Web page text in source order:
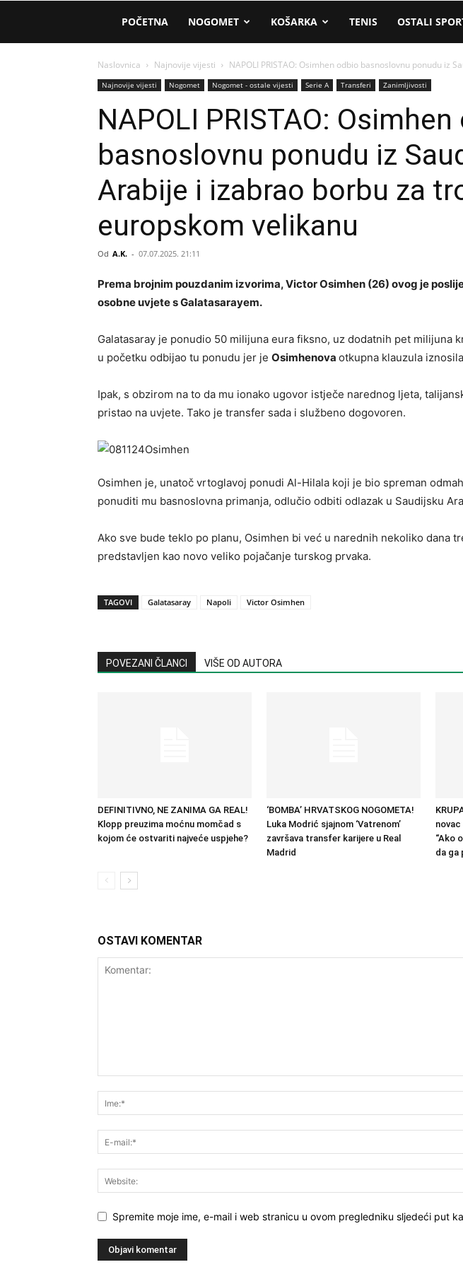
AM
Sport
POČETNA NOGOMET KOŠARKA TENIS OSTALI
Naslovnica Najnovije vijesti NAPOLI PRISTAO: Osimhen odbio basnoslovnu ponudu iz
Najnovije vijesti Nogomet Nogomet - ostale vijesti Serie A Transferi Zanimljivosti
NAPOLI PRISTAO:
basnoslovnu ponudu iz
Arabije i izabrao borbu za
europskom velikanu
Od A.K. - 07.07.2025. 21:11
Prema brojnim pouzdanim izvorima, Victor Osimhen (26) ovog je
osobne uvjete s Galatasarayem.
Galatasaray je ponudio 50 milijuna eura fiksno, uz dodatnih pet milijuna
u početku odbijao tu ponudu jer je Osimhenova otkupna klauzula
Ipak, s obzirom na to da mu ionako ugovor istječe narednog ljeta,
pristao na uvjete. Tako je transfer sada i službeno dogovoren.
Osimhen je, unatoč vrtoglavoj ponudi Al-Hilala koji je bio spreman
ponuditi mu basnoslovna primanja, odlučio odbiti odlazak u Saudijsku
Ako sve bude teklo po planu, Osimhen bi već u narednih nekoliko dana
predstavljen kao novo veliko pojačanje turskog prvaka.
TAGOVI Galatasaray Napoli Victor Osimhen
POVEZANI ČLANCI VIŠE OD AUTORA
DEFINITIVNO, NE ZANIMA GA REAL!
Klopp preuzima moćnu momčad s
kojom će ostvariti najveće uspjehe?
‘BOMBA’ HRVATSKOG NOGOMETA!
Luka Modrić sjajnom ‘Vatrenom’
završava transfer karijere u Real
Madrid
novac
“Ako
da ga
OSTAVI KOMENTAR
Spremite moje ime, e-mail i web stranicu u ovom pregledniku sljedeći put